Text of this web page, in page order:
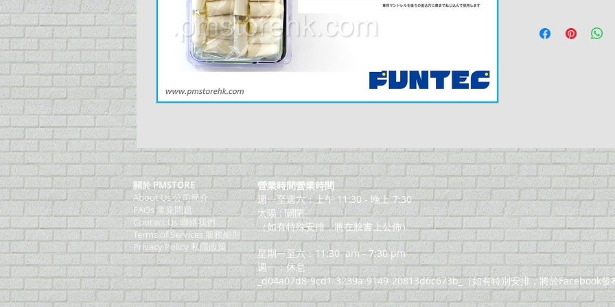
關於 PMSTORE
About Us 公司簡介
FAQs 常見問題
Contact Us 聯絡我們
​Terms of Services 服務細則
Privacy Policy 私隱政策
營業時間營業時間
週一至週六：上午 11:30 - 晚上 7:30
太陽 : 關閉
（如有特殊安排，將在臉書上公佈）
星期一至六：11:30 am - 7:30 pm
週一：休息
_d04a07d8-9cd1-3239a-9149-20813d6c673b_（如有特別安排，將於Facebook發